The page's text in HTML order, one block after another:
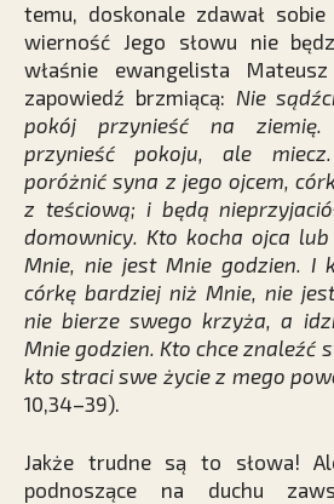
temu, doskonale zdawał
wierność Jego słowu nie
właśnie ewangelista Mateusz
zapowiedź brzmiącą: Nie
pokój przynieść na ziemię.
przynieść pokoju, ale
poróżnić syna z jego ojcem,
z teściową; i będą
domownicy. Kto kocha ojca
Mnie, nie jest Mnie godzien. I
córkę bardziej niż Mnie, nie
nie bierze swego krzyża, a
Mnie godzien. Kto chce znaleźć
kto straci swe życie z mego
10,34–39).
Jakże trudne są to słowa!
podnoszące na duchu